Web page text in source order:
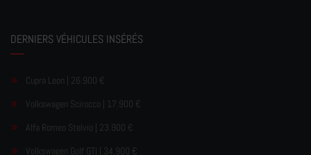
DERNIERS VÉHICULES INSÉRÉS
Cupra Leon | 26.900 €
Volkswagen Scirocco | 17.900 €
Alfa Romeo Stelvio | 23.900 €
Volkswagen Golf GTI | 34.900 €